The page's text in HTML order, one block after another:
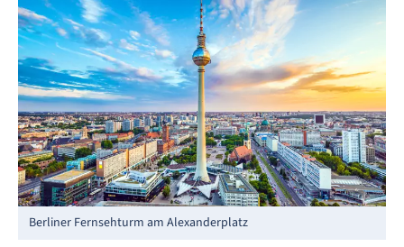
Berliner Fernsehturm am Alexanderplatz